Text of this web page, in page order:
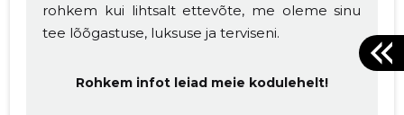
rohkem kui lihtsalt ettevõte, me oleme sinu
tee lõõgastuse, luksuse ja terviseni.
Rohkem infot leiad meie kodulehelt!